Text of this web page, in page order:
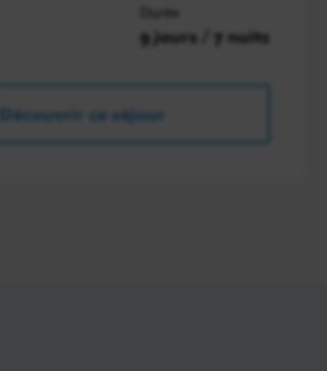
Durée
9 jours / 7 nuits
Découvrir ce séjour